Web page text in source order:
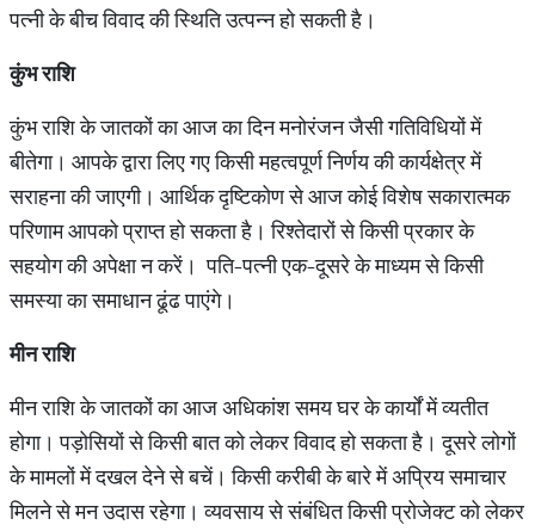
पत्नी के बीच विवाद की स्थिति उत्पन्न हो सकती है।
कुंभ राशि
कुंभ राशि के जातकों का आज का दिन मनोरंजन जैसी गतिविधियों में
बीतेगा। आपके द्वारा लिए गए किसी महत्वपूर्ण निर्णय की कार्यक्षेत्र में
सराहना की जाएगी। आर्थिक दृष्टिकोण से आज कोई विशेष सकारात्मक
परिणाम आपको प्राप्त हो सकता है। रिश्तेदारों से किसी प्रकार के
सहयोग की अपेक्षा न करें। पति-पत्नी एक-दूसरे के माध्यम से किसी
समस्या का समाधान ढूंढ पाएंगे।
मीन राशि
मीन राशि के जातकों का आज अधिकांश समय घर के कार्यों में व्यतीत
होगा। पड़ोसियों से किसी बात को लेकर विवाद हो सकता है। दूसरे लोगों
के मामलों में दखल देने से बचें। किसी करीबी के बारे में अप्रिय समाचार
मिलने से मन उदास रहेगा। व्यवसाय से संबंधित किसी प्रोजेक्ट को लेकर